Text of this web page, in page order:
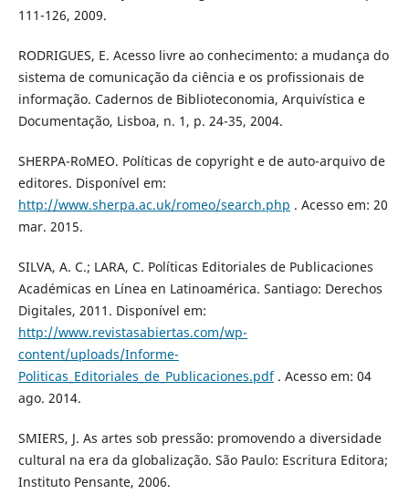
111-126, 2009.
RODRIGUES, E. Acesso livre ao conhecimento: a mudança do
sistema de comunicação da ciência e os profissionais de
informação. Cadernos de Biblioteconomia, Arquivística e
Documentação, Lisboa, n. 1, p. 24-35, 2004.
SHERPA-RoMEO. Políticas de copyright e de auto-arquivo de
editores. Disponível em:
http://www.sherpa.ac.uk/romeo/search.php . Acesso em: 20
mar. 2015.
SILVA, A. C.; LARA, C. Políticas Editoriales de Publicaciones
Académicas en Línea en Latinoamérica. Santiago: Derechos
Digitales, 2011. Disponível em:
http://www.revistasabiertas.com/wp-
content/uploads/Informe-
Politicas_Editoriales_de_Publicaciones.pdf. Acesso em: 04
ago. 2014.
SMIERS, J. As artes sob pressão: promovendo a diversidade
cultural na era da globalização. São Paulo: Escritura Editora;
Instituto Pensante, 2006.